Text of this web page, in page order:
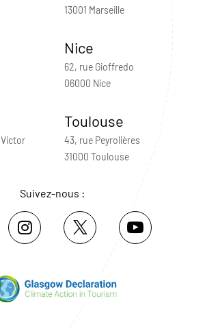
13001 Marseille
Nice
62, rue Gioffredo
06000 Nice
Toulouse
43, rue Peyrolières
31000 Toulouse
Suivez-nous :